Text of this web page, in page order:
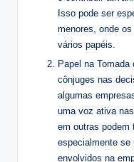
Isso pode ser
menores, onde
vários papéis.
Papel na
cônjuges nas
algumas
uma voz ativa
em outras podem
especialmente se
envolvidos na